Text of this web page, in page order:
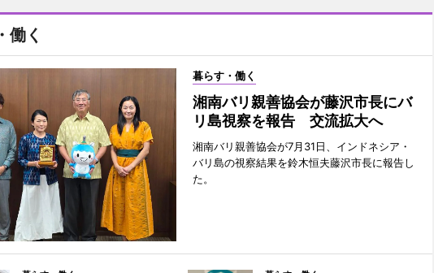
働く
暮らす・働く
湘南バリ親善協会が藤沢市長にバ
リ島視察を報告 交流拡大へ
湘南バリ親善協会が7月31日、インドネシア・
バリ島の視察結果を鈴木恒夫藤沢市長に報告し
た。